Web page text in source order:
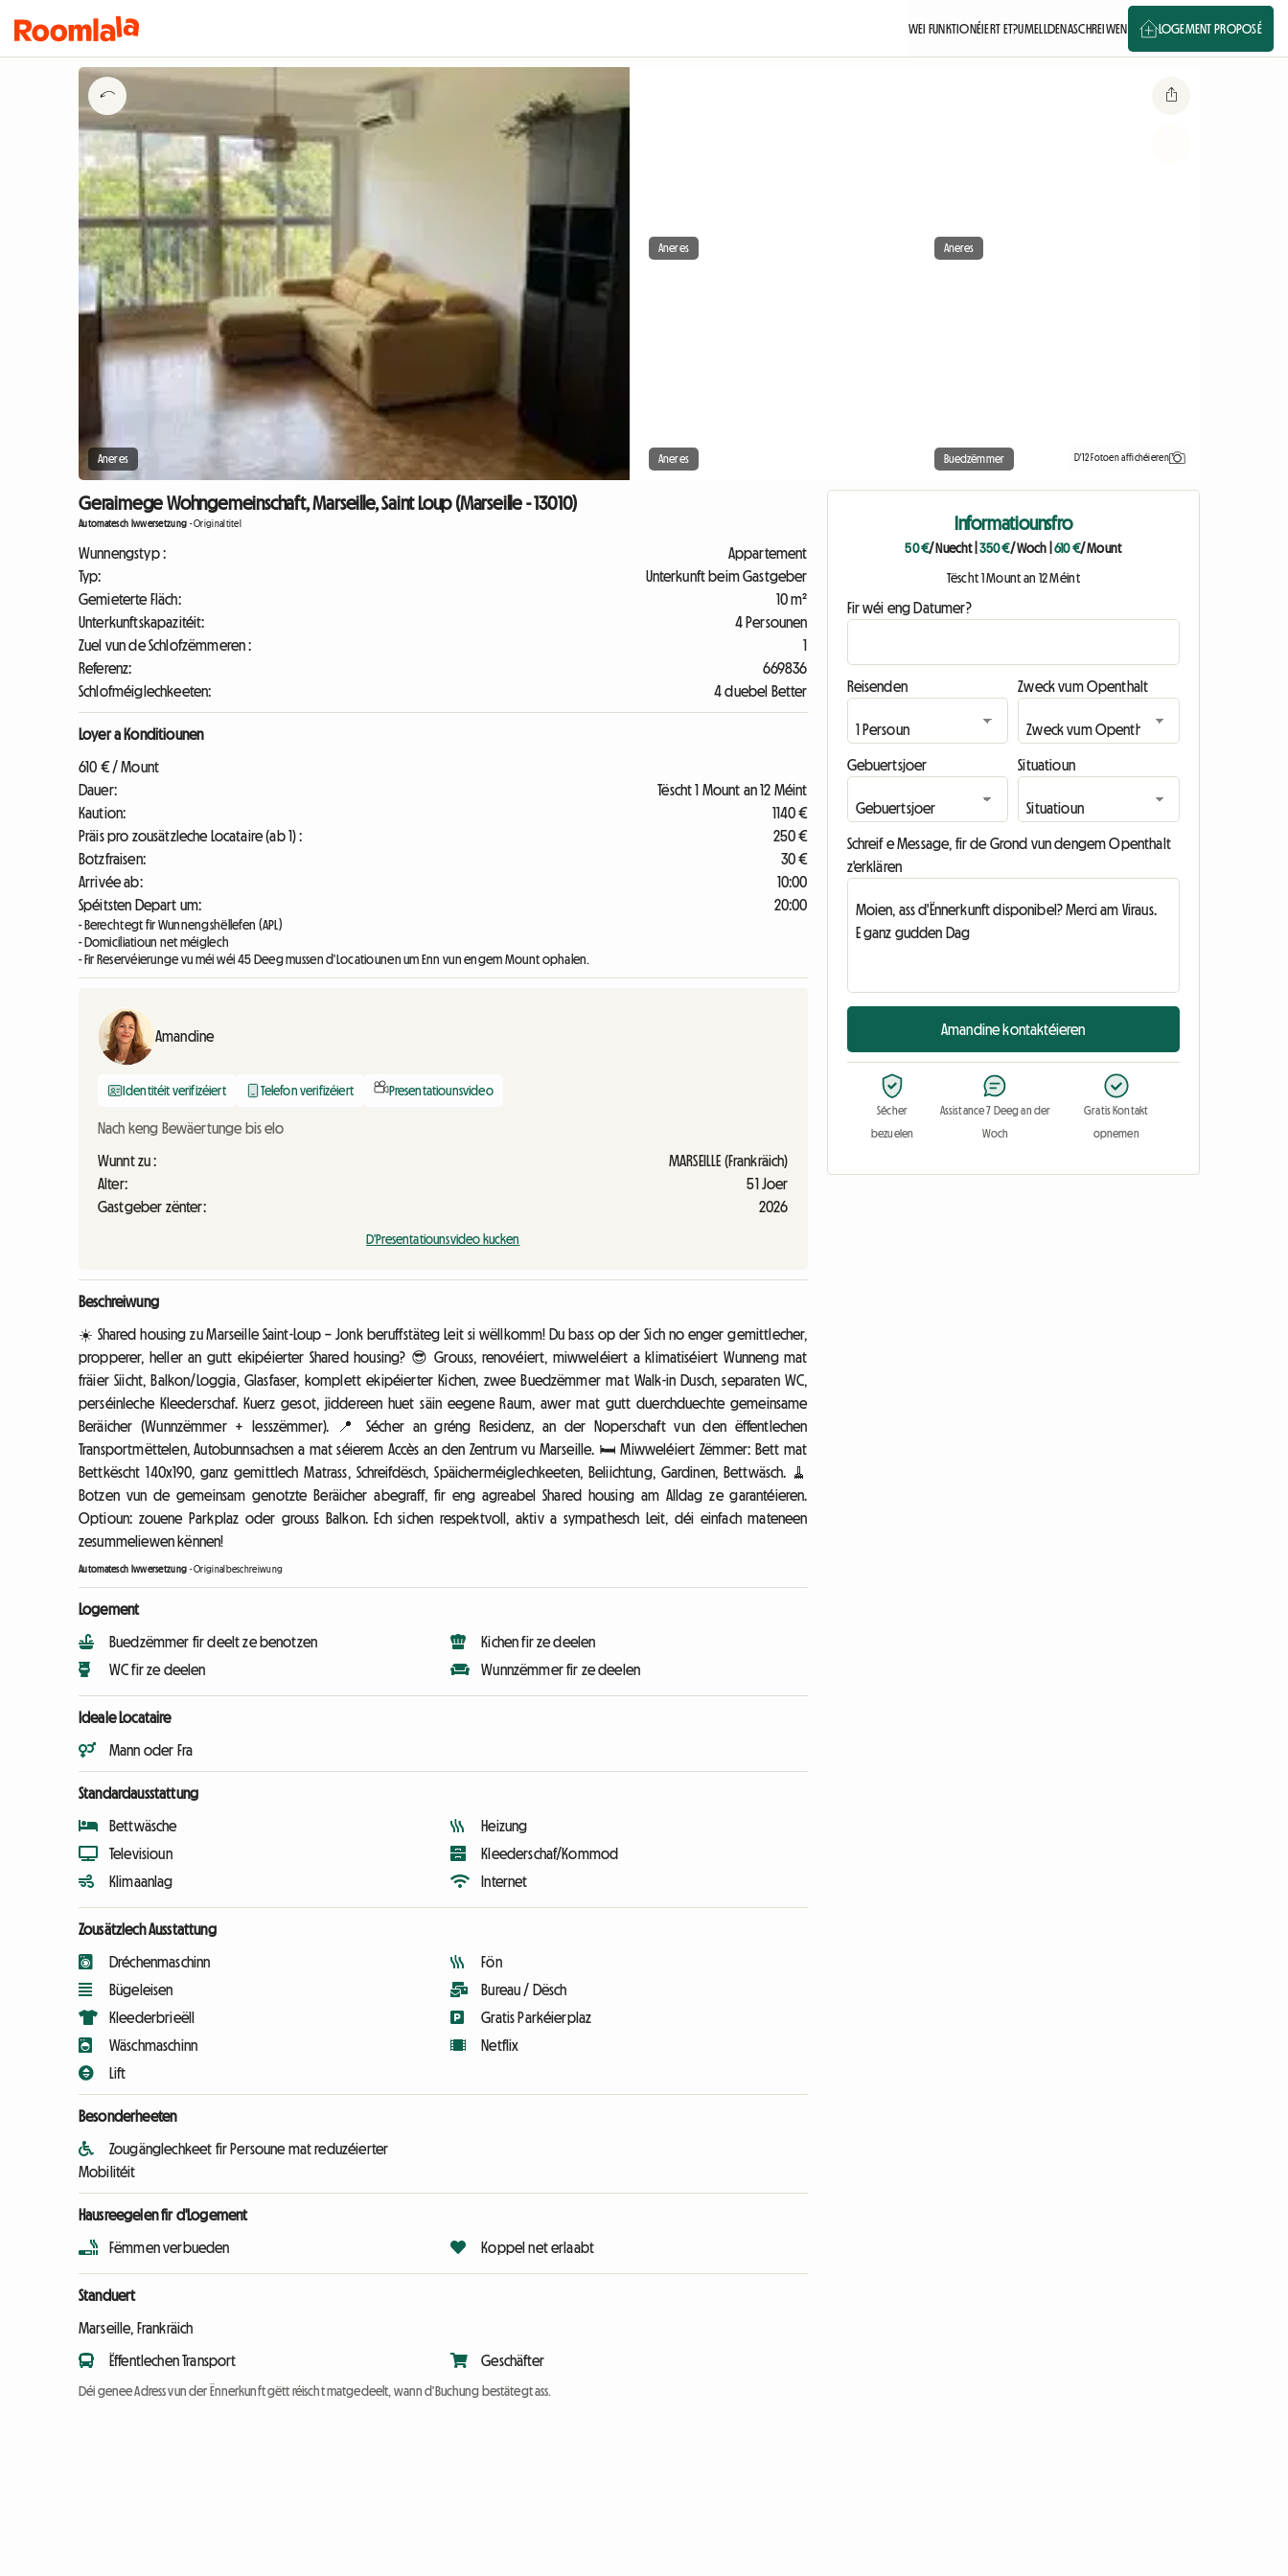
WEI FUNKTIONÉIERT ET?UMELLDENASCHREIWEN LOGEMENT PROPOSÉ
Aneres
Aneres Aneres
Aneres Buedzëmmer D'12 Fotoen affichéieren
Geraimege Wohngemeinschaft, Marseille, Saint Loup (Marseille - 13010)
Automatesch Iwwersetzung -Originaltitel
Wunnengstyp :
Appartement
Typ:
Unterkunft beim Gastgeber
Gemieterte Fläch:
10 m²
Unterkunftskapazitéit:
4 Persounen
Zuel vun de Schlofzëmmeren :
1
Referenz:
669836
Schlofméiglechkeeten:
4 duebel Better
Loyer a Konditiounen
610 € / Mount
Dauer:
Tëscht 1 Mount an 12 Méint
Kaution:
1140 €
Präis pro zousätzleche Locataire (ab 1) :
250 €
Botzfraisen:
30 €
Arrivée ab:
10:00
Spéitsten Depart um:
20:00
- Berechtegt fir Wunnengshëllefen (APL)
- Domiciliatioun net méiglech
- Fir Reservéierunge vu méi wéi 45 Deeg mussen d'Locatiounen um Enn vun engem Mount ophalen.
Amandine
Identitéit verifizéiert Telefon verifizéiert Presentatiounsvideo
Nach keng Bewäertunge bis elo
Wunnt zu :
MARSEILLE (Frankräich)
Alter:
51 Joer
Gastgeber zënter:
2026
D'Presentatiounsvideo kucken
Beschreiwung
☀️ Shared housing zu Marseille Saint-Loup – Jonk beruffstäteg Leit si wëllkomm! Du bass op der Sich no enger gemittlecher,
propperer, heller an gutt ekipéierter Shared housing? 😎 Grouss, renovéiert, miwweléiert a klimatiséiert Wunneng mat
fräier Siicht, Balkon/Loggia, Glasfaser, komplett ekipéierter Kichen, zwee Buedzëmmer mat Walk-in Dusch, separaten WC,
perséinleche Kleederschaf. Kuerz gesot, jiddereen huet säin eegene Raum, awer mat gutt duerchduechte gemeinsame
Beräicher (Wunnzëmmer + Iesszëmmer). 📍 Sécher an gréng Residenz, an der Noperschaft vun den ëffentlechen
Transportmëttelen, Autobunnsachsen a mat séierem Accès an den Zentrum vu Marseille. 🛏️ Miwweléiert Zëmmer: Bett mat
Bettkëscht 140x190, ganz gemittlech Matrass, Schreifdësch, Späicherméiglechkeeten, Beliichtung, Gardinen, Bettwäsch. 🧹
Botzen vun de gemeinsam genotzte Beräicher abegraff, fir eng agreabel Shared housing am Alldag ze garantéieren.
Optioun: zouene Parkplaz oder grouss Balkon. Ech sichen respektvoll, aktiv a sympathesch Leit, déi einfach mateneen
zesummeliewen kënnen!
Automatesch Iwwersetzung -Originalbeschreiwung
Logement
Buedzëmmer fir deelt ze benotzen
WC fir ze deelen
Kichen fir ze deelen
Wunnzëmmer fir ze deelen
Ideale Locataire
Mann oder Fra
Standardausstattung
Bettwäsche
Televisioun
Klimaanlag
Heizung
Kleederschaf/Kommod
Internet
Zousätzlech Ausstattung
Dréchenmaschinn
Bügeleisen
Kleederbrieëll
Wäschmaschinn
Lift
Fön
Bureau / Dësch
Gratis Parkéierplaz
Netflix
Besonderheeten
Zougänglechkeet fir Persoune mat reduzéierter
Mobilitéit
Hausreegelen fir d'Logement
Fëmmen verbueden Koppel net erlaabt
Standuert
Marseille, Frankräich
Ëffentlechen Transport Geschäfter
Déi genee Adress vun der Ënnerkunft gëtt réischt matgedeelt, wann d'Buchung bestätegt ass.
Informatiounsfro
50 €/ Nuecht| 350 €/ Woch |610 €/ Mount
Tëscht 1 Mount an 12 Méint
Fir wéi eng Datumer?
Reisenden Zweck vum Openthalt
Gebuertsjoer Situatioun
Schreif e Message, fir de Grond vun dengem Openthalt
z'erklären
Amandine kontaktéieren
Sécher
bezuelen
Assistance 7 Deeg an der
Woch
Gratis Kontakt
opnemen